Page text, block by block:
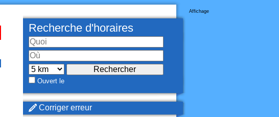
Affichage
Recherche d'horaires
Ouvert le
Corriger erreur